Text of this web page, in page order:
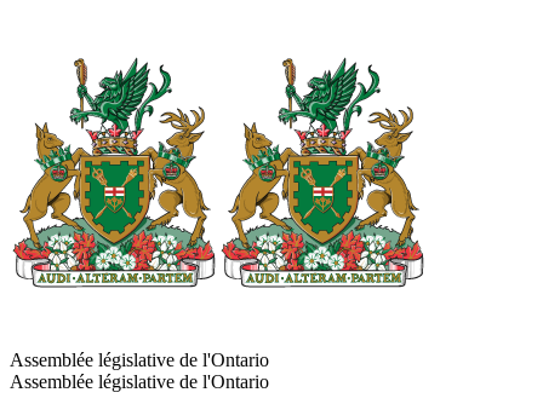
Assemblée législative de l'Ontario
Assemblée législative de l'Ontario